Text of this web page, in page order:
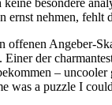
ernst nehmen,
offenen Angeber-
Einer der
– uncooler
was a puzzle I